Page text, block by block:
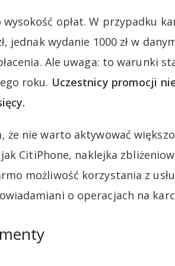
opłat. W przypadku
jednak wydanie 1000 zł w
Ale uwaga: to warunki
roku. Uczestnicy promocji
że nie warto aktywować
CitiPhone, naklejka
możliwość korzystania z
o operacjach na